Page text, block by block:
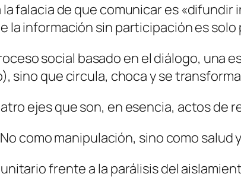
falacia de que comunicar es
la información sin participación es
social basado en el diálogo, una
sino que circula, choca y se
ejes que son, en esencia, actos de
como manipulación, sino como salud
frente a la parálisis del